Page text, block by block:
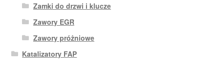
Zamki do drzwi i klucze
Zawory EGR
Zawory próżniowe
Katalizatory FAP